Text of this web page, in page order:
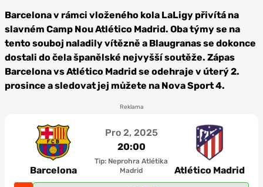
Depositphotos
Barcelona v rámci vloženého kola LaLigy přivítá na
slavném Camp Nou Atlético Madrid. Oba týmy se na
tento souboj naladily vítězně a Blaugranas se dokonce
dostali do čela španělské nejvyšší soutěže. Zápas
Barcelona vs Atlético Madrid se odehraje v úterý 2.
prosince a sledovat jej můžete na Nova Sport 4.
Reklama
Barcelona
Pro 2, 2025
20:00
Tip: Neprohra Atlétika
Madrid
Atlético Madrid